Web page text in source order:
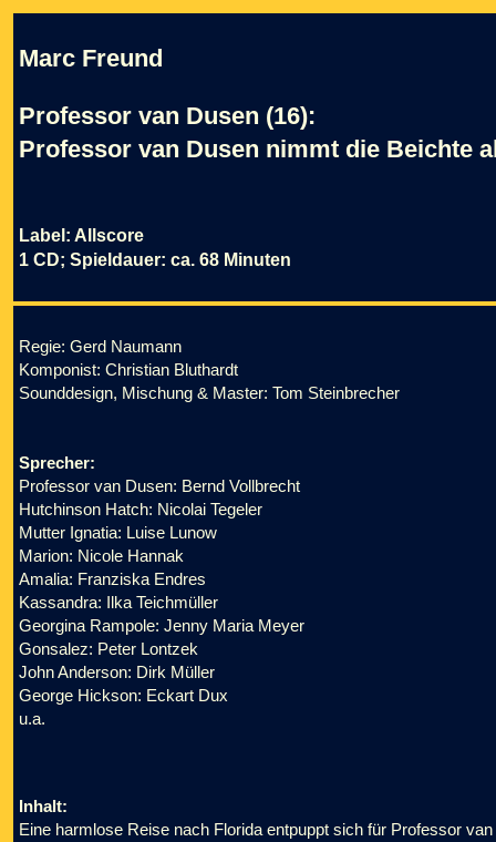
Marc Freund
Professor van Dusen (16):
Professor van Dusen nimmt die Beichte
Label: Allscore
1 CD; Spieldauer: ca. 68 Minuten
Regie: Gerd Naumann
Komponist: Christian Bluthardt
Sounddesign, Mischung & Master: Tom Steinbrecher
Sprecher:
Professor van Dusen: Bernd Vollbrecht
Hutchinson Hatch: Nicolai Tegeler
Mutter Ignatia: Luise Lunow
Marion: Nicole Hannak
Amalia: Franziska Endres
Kassandra: Ilka Teichmüller
Georgina Rampole: Jenny Maria Meyer
Gonsalez: Peter Lontzek
John Anderson: Dirk Müller
George Hickson: Eckart Dux
u.a.
Inhalt:
Eine harmlose Reise nach Florida entpuppt sich für Professor